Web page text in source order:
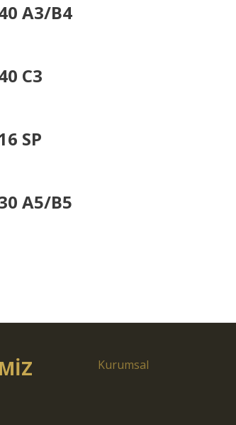
A3/B4
C3
SP
A5/B5
Kurumsal